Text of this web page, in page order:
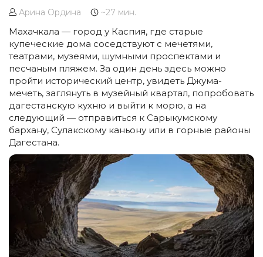
Арина Ордина ~27 мин.
Махачкала — город у Каспия, где старые
купеческие дома соседствуют с мечетями,
театрами, музеями, шумными проспектами и
песчаным пляжем. За один день здесь можно
пройти исторический центр, увидеть Джума-
мечеть, заглянуть в музейный квартал, попробовать
дагестанскую кухню и выйти к морю, а на
следующий — отправиться к Сарыкумскому
бархану, Сулакскому каньону или в горные районы
Дагестана.